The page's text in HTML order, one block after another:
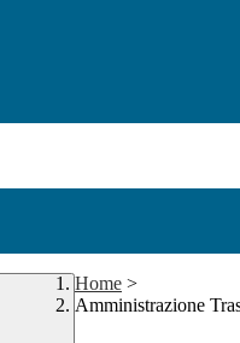
Home >
Amministrazione